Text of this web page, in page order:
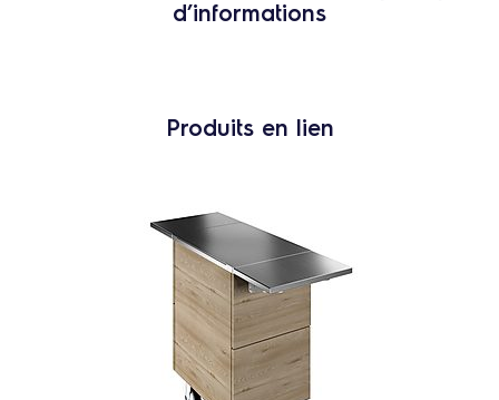
d’informations
Produits en lien